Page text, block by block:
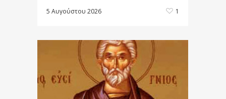
5 Αυγούστου 2026 1